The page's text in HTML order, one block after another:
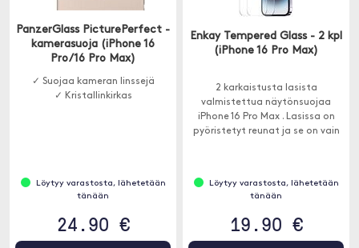
PanzerGlass PicturePerfect -
kamerasuoja (iPhone 16
Pro/16 Pro Max)
✓ Suojaa kameran linssejä
✓ Kristallinkirkas
Löytyy varastosta, lähetetään
tänään
24.90 €
Enkay Tempered Glass - 2 kpl
(iPhone 16 Pro Max)
2 karkaistusta lasista
valmistettua näytönsuojaa
iPhone 16 Pro Max . Lasissa on
pyöristetyt reunat ja se on vain
Löytyy varastosta, lähetetään
tänään
19.90 €